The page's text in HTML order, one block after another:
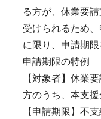
る方が、休業要
受けられるため
に限り、申請期限
申請期限の特例
【対象者】休業
方のうち、本支
【申請期限】不